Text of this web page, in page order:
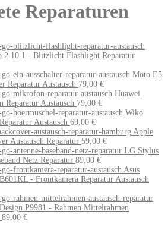
Reparaturen
2 10.1 - Blitzlicht Flashlight Reparatur
Moto E5
Reparatur Austausch 79,00 €
Huawei
Austausch 79,00 €
Wiko
Austausch 69,00 €
Apple
Austausch Reparatur 59,00 €
LG Stylus
Netz Reparatur 89,00 €
Asus
- Frontkamera Reparatur Austausch
P9981 - Rahmen Mittelrahmen
89,00 €